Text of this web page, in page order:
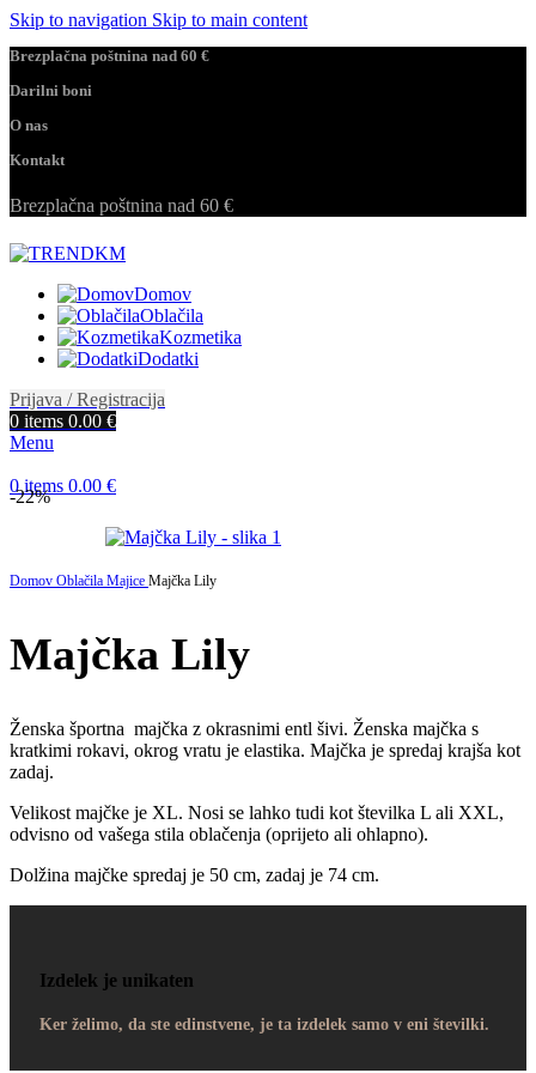
Skip to navigation Skip to main content
Brezplačna poštnina nad 60 €
Darilni boni
O nas
Kontakt
Brezplačna poštnina nad 60 €
Domov
Oblačila
Kozmetika
Dodatki
Prijava / Registracija
0 items 0.00 €
Menu
0items 0.00 €
-22%
Domov Oblačila Majice Majčka Lily
Majčka Lily
Ženska športna majčka z okrasnimi entl šivi. Ženska majčka s
kratkimi rokavi, okrog vratu je elastika. Majčka je spredaj krajša kot
zadaj.
Velikost majčke je XL. Nosi se lahko tudi kot številka L ali XXL,
odvisno od vašega stila oblačenja (oprijeto ali ohlapno).
Dolžina majčke spredaj je 50 cm, zadaj je 74 cm.
Izdelek je unikaten
Ker želimo, da ste edinstvene, je ta izdelek samo v eni številki.